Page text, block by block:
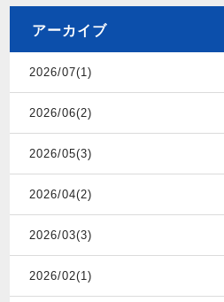
アーカイブ
2026/07(1)
2026/06(2)
2026/05(3)
2026/04(2)
2026/03(3)
2026/02(1)